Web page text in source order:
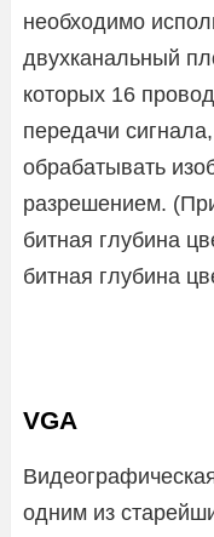
необходимо
двухканальный
которых 16
передачи
обрабатывать
разрешением.
битная глубина
битная глубина
VGA
одним из